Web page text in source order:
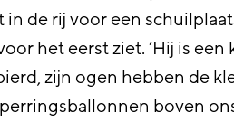
in de rij voor een
het eerst ziet. ‘Hij is
zijn ogen hebben de
boven